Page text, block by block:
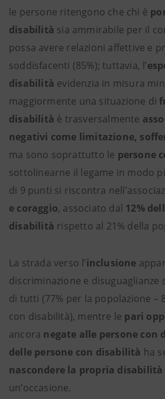
le persone ritengono che chi è
disabilità sia ammirabile per il
possa avere relazioni affettive e
soddisfacenti (85%); tuttavia, l’
disabilità evidenzia in misura
maggiormente una situazione di
disabilità è trasversalmente
negativi come limitazione,
ma sono soprattutto le persone
sottolinearne il legame in modo
di 9 punti si riscontra
e coraggio, associato dal 12%
disabilità rispetto al 21% della
La strada verso l’inclusione
discriminazione e disuguaglianze
di tutti (77% per la popolazione –
con disabilità), mentre le pari
ancora negate alle persone con
delle persone con disabilità ha
nascondere la propria disabilità
un’occasione.